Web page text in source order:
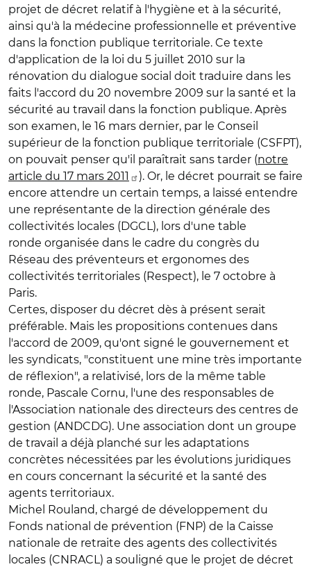
projet de décret relatif à l'hygiène et à la sécurité,
ainsi qu'à la médecine professionnelle et préventive
dans la fonction publique territoriale. Ce texte
d'application de la loi du 5 juillet 2010 sur la
rénovation du dialogue social doit traduire dans les
faits l'accord du 20 novembre 2009 sur la santé et la
sécurité au travail dans la fonction publique. Après
son examen, le 16 mars dernier, par le Conseil
supérieur de la fonction publique territoriale (CSFPT),
on pouvait penser qu'il paraîtrait sans tarder (notre
article du 17 mars 2011
). Or, le décret pourrait se faire
encore attendre un certain temps, a laissé entendre
une représentante de la direction générale des
collectivités locales (DGCL), lors d'une table
ronde organisée dans le cadre du congrès du
Réseau des préventeurs et ergonomes des
collectivités territoriales (Respect), le 7 octobre à
Paris.
Certes, disposer du décret dès à présent serait
préférable. Mais les propositions contenues dans
l'accord de 2009, qu'ont signé le gouvernement et
les syndicats, "constituent une mine très importante
de réflexion", a relativisé, lors de la même table
ronde, Pascale Cornu, l'une des responsables de
l'Association nationale des directeurs des centres de
gestion (ANDCDG). Une association dont un groupe
de travail a déjà planché sur les adaptations
concrètes nécessitées par les évolutions juridiques
en cours concernant la sécurité et la santé des
agents territoriaux.
Michel Rouland, chargé de développement du
Fonds national de prévention (FNP) de la Caisse
nationale de retraite des agents des collectivités
locales (CNRACL) a souligné que le projet de décret